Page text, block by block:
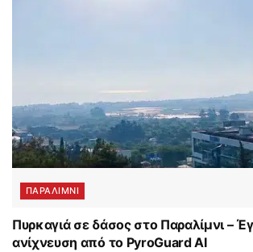
ΠΑΡΑΛΊΜΝΙ
Πυρκαγιά σε δάσος στο Παραλίμνι –
ανίχνευση από το PyroGuard AI